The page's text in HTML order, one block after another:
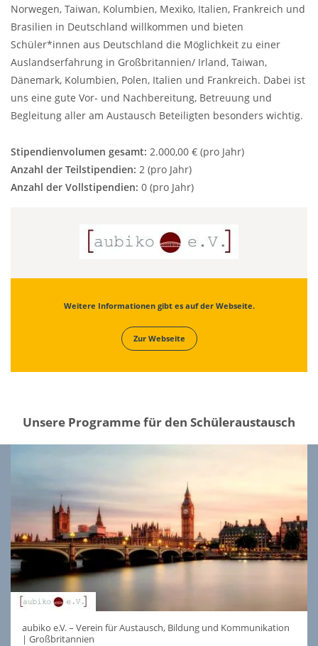
Norwegen, Taiwan, Kolumbien, Mexiko, Italien, Frankreich und
Brasilien in Deutschland willkommen und bieten
Schüler*innen aus Deutschland die Möglichkeit zu einer
Auslandserfahrung in Großbritannien/ Irland, Taiwan,
Dänemark, Kolumbien, Polen, Italien und Frankreich. Dabei ist
uns eine gute Vor- und Nachbereitung, Betreuung und
Begleitung aller am Austausch Beteiligten besonders wichtig.
Stipendienvolumen gesamt: 2.000,00 € (pro Jahr)
Anzahl der Teilstipendien: 2 (pro Jahr)
Anzahl der Vollstipendien: 0 (pro Jahr)
Weitere Informationen gibt es auf der Webseite.
Zur Webseite
Unsere Programme für den Schüleraustausch
aubiko e.V. – Verein für Austausch, Bildung und Kommunikation
| Großbritannien